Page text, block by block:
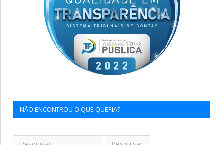
NÃO ENCONTROU O QUE QUERIA?